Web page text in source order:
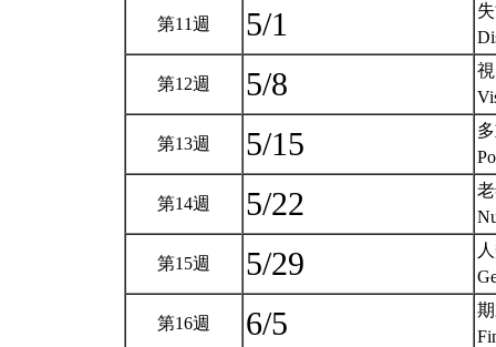
第11週 5/1
第12週 5/8
第13週 5/15
第14週 5/22
第15週 5/29
第16週 6/5